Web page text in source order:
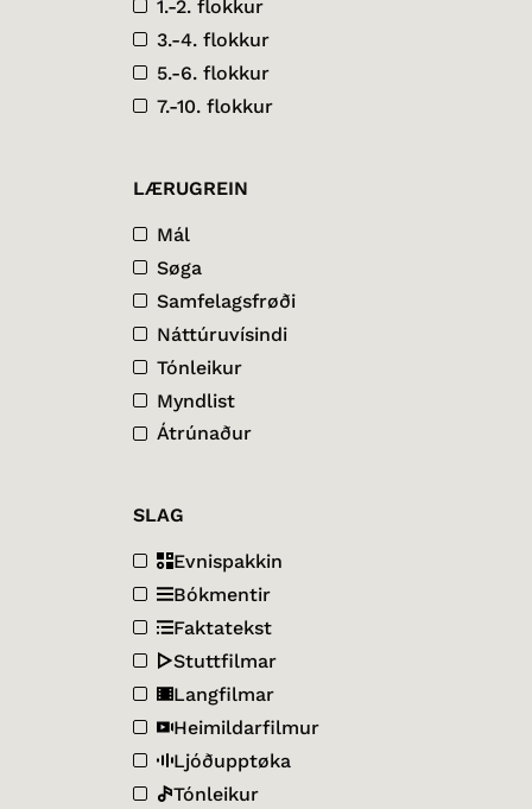
1.-2. flokkur
3.-4. flokkur
5.-6. flokkur
7.-10. flokkur
LÆRUGREIN
Mál
Søga
Samfelagsfrøði
Náttúruvísindi
Tónleikur
Myndlist
Átrúnaður
SLAG
Evnispakkin
Bókmentir
Faktatekst
Stuttfilmar
Langfilmar
Heimildarfilmur
Ljóðupptøka
Tónleikur